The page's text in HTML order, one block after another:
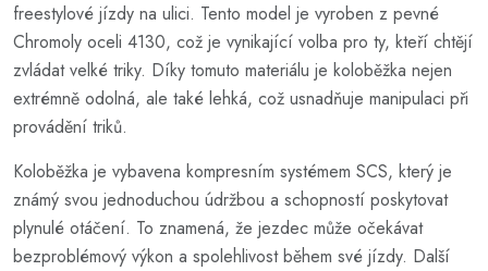
freestylové jízdy na ulici. Tento model je vyroben z pevné
Chromoly oceli 4130, což je vynikající volba pro ty, kteří chtějí
zvládat velké triky. Díky tomuto materiálu je koloběžka nejen
extrémně odolná, ale také lehká, což usnadňuje manipulaci při
provádění triků.
Koloběžka je vybavena kompresním systémem SCS, který je
známý svou jednoduchou údržbou a schopností poskytovat
plynulé otáčení. To znamená, že jezdec může očekávat
bezproblémový výkon a spolehlivost během své jízdy. Další